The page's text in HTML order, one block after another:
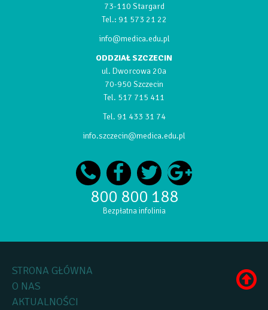
73-110 Stargard
Tel.: 91 573 21 22
info@medica.edu.pl
ODDZIAŁ SZCZECIN
ul. Dworcowa 20a
70-950 Szczecin
Tel. 517 715 411
Tel. 91 433 31 74
info.szczecin@medica.edu.pl
800 800 188
Bezpłatna infolinia
STRONA GŁÓWNA
O NAS
AKTUALNOŚCI